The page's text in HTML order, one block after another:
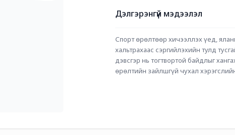
Дэлгэрэнгүй мэдээлэл
Спорт өрөлтөөр хичээллэх үед,
хальтрахаас сэргийлэхийн тулд
дэвсгэр нь тогтвортой байдлыг
өрөлтийн зайлшгүй чухал